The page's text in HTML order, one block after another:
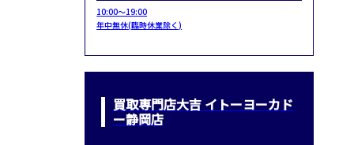
10:00～19:00
年中無休(臨時休業除く)
買取専門店大吉 イトーヨーカド
ー静岡店